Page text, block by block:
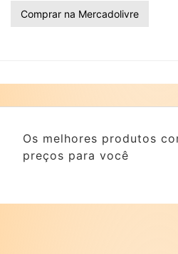
Comprar na Mercadolivre
Os melhores produtos
preços para você